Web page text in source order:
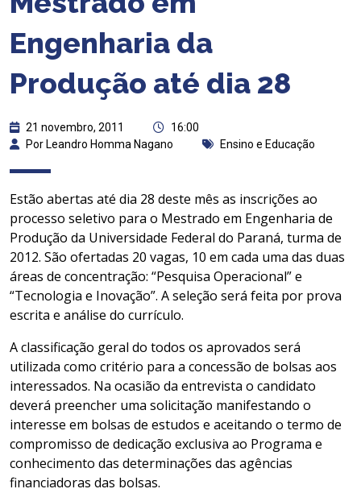
Engenharia da
Produção até dia 28
21 novembro, 2011
16:00
Por Leandro Homma Nagano
Ensino e Educação
Estão abertas até dia 28 deste mês as inscrições ao
processo seletivo para o Mestrado em Engenharia de
Produção da Universidade Federal do Paraná, turma de
2012. São ofertadas 20 vagas, 10 em cada uma das duas
áreas de concentração: “Pesquisa Operacional” e
“Tecnologia e Inovação”. A seleção será feita por prova
escrita e análise do currículo.
A classificação geral do todos os aprovados será
utilizada como critério para a concessão de bolsas aos
interessados. Na ocasião da entrevista o candidato
deverá preencher uma solicitação manifestando o
interesse em bolsas de estudos e aceitando o termo de
compromisso de dedicação exclusiva ao Programa e
conhecimento das determinações das agências
financiadoras das bolsas.